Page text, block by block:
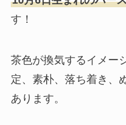
す！
茶色が換気するイメー
定、素朴、落ち着き、
あります。